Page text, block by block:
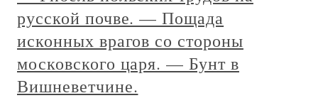
русской почве. — Пощада
исконных врагов со стороны
московского царя. — Бунт в
Вишневетчине.